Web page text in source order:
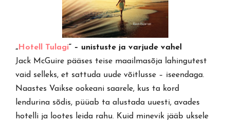
„ Hotell Tulagi“ – unistuste ja varjude vahel
Jack McGuire pääses teise maailmasõja lahingutest
vaid selleks, et sattuda uude võitlusse – iseendaga.
Naastes Vaikse ookeani saarele, kus ta kord
lendurina sõdis, püüab ta alustada uuesti, avades
hotelli ja lootes leida rahu. Kuid minevik jääb uksele